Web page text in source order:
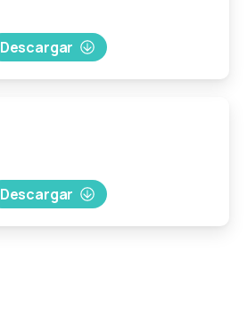
Descargar
Descargar